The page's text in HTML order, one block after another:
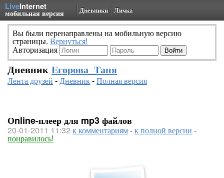
LiveInternet
мобильная версия Дневники Личка
Вы были перенаправлены на мобильную версию
страницы. Вернуться!
Авторизация
Дневник Егорова_Таня
Лента друзей -Дневник-Полная версия
Оnline-плеер для mp3 файлов
20-01-2011 11:32 к комментариям-к полной версии -
понравилось!